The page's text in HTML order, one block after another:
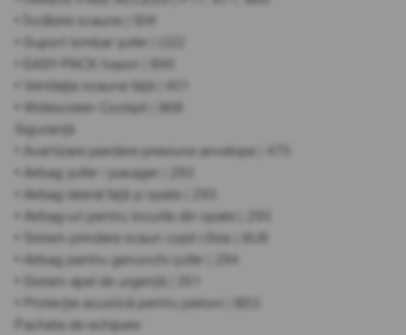
• Încălzire scaune | SHI
• Suport lombar șofer | U22
• EASY-PACK hayon | 890
• Ventilație scaune față | 401
• Widescreen Cockpit | 868
Siguranță
• Avertizare pierdere presiune anvelope | 475
• Airbag șofer / pasager | 293
• Airbag lateral față și spate | 293
• Airbag-uri pentru locurile din spate | 293
• Sistem prindere scaun copil i-Size | 8U8
• Airbag pentru genunchi șofer | 294
• Sistem apel de urgență | 351
• Protecție acustică pentru pietoni | B53
Pachete de echipare